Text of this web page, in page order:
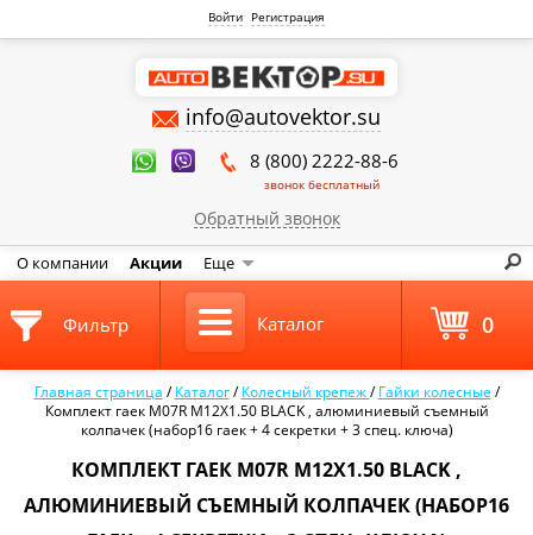
Войти Регистрация
info@autovektor.su
8 (800) 2222-88-6
звонок бесплатный
Обратный звонок
О компании Акции Еще
Главная страница /Каталог /Колесный крепеж/Гайки колесные /
Комплект гаек M07R M12X1.50 BLACK , алюминиевый съемный
колпачек (набор16 гаек + 4 секретки + 3 спец. ключа)
КОМПЛЕКТ ГАЕК M07R M12X1.50 BLACK ,
АЛЮМИНИЕВЫЙ СЪЕМНЫЙ КОЛПАЧЕК (НАБОР16
Фильтр Каталог 0